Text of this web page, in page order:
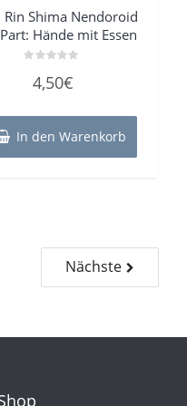
Rin Shima Nendoroid
Hände mit Essen
mit
5
4,50€
In den Warenkorb
Nächste